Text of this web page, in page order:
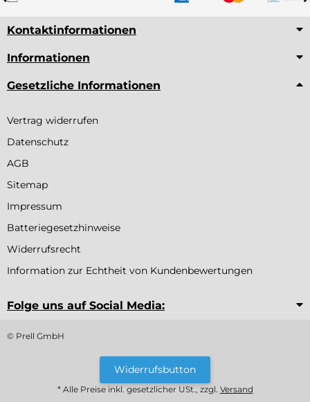
Kontaktinformationen
Informationen
Gesetzliche Informationen
Vertrag widerrufen
Datenschutz
AGB
Sitemap
Impressum
Batteriegesetzhinweise
Widerrufsrecht
Information zur Echtheit von Kundenbewertungen
Folge uns auf Social Media:
© Prell GmbH
Widerrufsbutton
* Alle Preise inkl. gesetzlicher USt., zzgl. Versand